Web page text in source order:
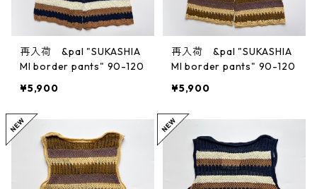
再入荷 &pal "SUKASHIA
MI border pants" 90-120
¥5,900
再入荷 &pal "SUKASHIA
MI border pants" 90-120
¥5,900